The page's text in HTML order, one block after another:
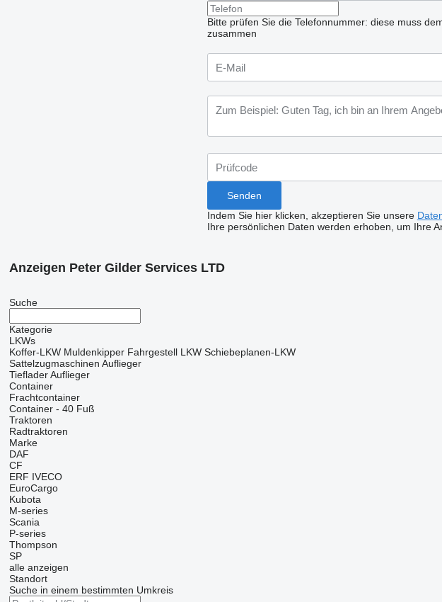
Bitte prüfen Sie die Telefonnummer: diese muss
zusammen
Indem Sie hier klicken, akzeptieren Sie unsere
Ihre persönlichen Daten werden erhoben, um Ihre
Anzeigen Peter Gilder Services LTD
Suche
Kategorie
LKWs
Koffer-LKW Muldenkipper Fahrgestell LKW Schiebeplanen-LKW
Sattelzugmaschinen Auflieger
Tieflader Auflieger
Container
Frachtcontainer
Container - 40 Fuß
Traktoren
Radtraktoren
Marke
DAF
CF
ERF IVECO
EuroCargo
Kubota
M-series
Scania
P-series
Thompson
SP
alle anzeigen
Standort
Suche in einem bestimmten Umkreis